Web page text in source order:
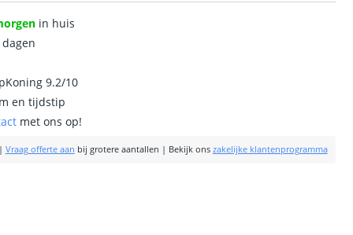
in huis
9.2/10
en tijdstip
met ons op!
| Vraag offerte aan bij grotere aantallen | Bekijk ons zakelijke klantenprogramma